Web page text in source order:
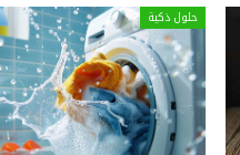
حلول ذكية